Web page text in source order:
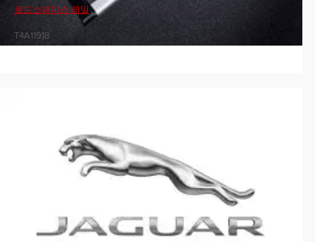
로드스페이스 레일
T4A11918